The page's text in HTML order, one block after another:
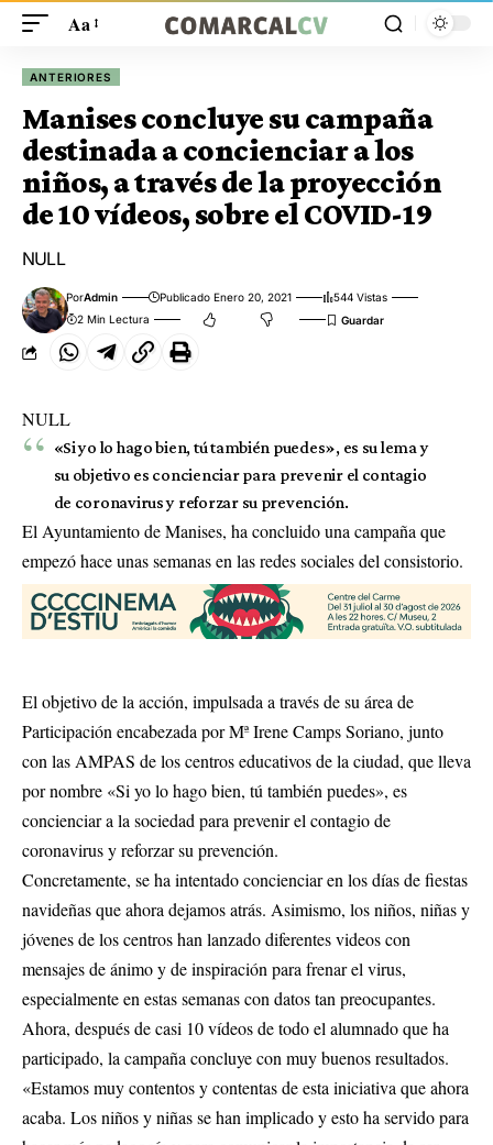
Aa
ANTERIORES
Manises concluye su campaña
destinada a concienciar a los
niños, a través de la proyección
de 10 vídeos, sobre el COVID-19
NULL
PorAdmin Publicado Enero 20, 2021
544 Vistas
2 Min Lectura
NULL
«Si yo lo hago bien, tú también puedes», es su lema y
su objetivo es concienciar para prevenir el contagio
de coronavirus y reforzar su prevención.
El Ayuntamiento de Manises, ha concluido una campaña que
empezó hace unas semanas en las redes sociales del consistorio.
El objetivo de la acción, impulsada a través de su área de
Participación encabezada por Mª Irene Camps Soriano, junto
con las AMPAS de los centros educativos de la ciudad, que lleva
por nombre «Si yo lo hago bien, tú también puedes», es
concienciar a la sociedad para prevenir el contagio de
coronavirus y reforzar su prevención.
Concretamente, se ha intentado concienciar en los días de fiestas
navideñas que ahora dejamos atrás. Asimismo, los niños, niñas y
jóvenes de los centros han lanzado diferentes videos con
mensajes de ánimo y de inspiración para frenar el virus,
especialmente en estas semanas con datos tan preocupantes.
Ahora, después de casi 10 vídeos de todo el alumnado que ha
participado, la campaña concluye con muy buenos resultados.
«Estamos muy contentos y contentas de esta iniciativa que ahora
acaba. Los niños y niñas se han implicado y esto ha servido para